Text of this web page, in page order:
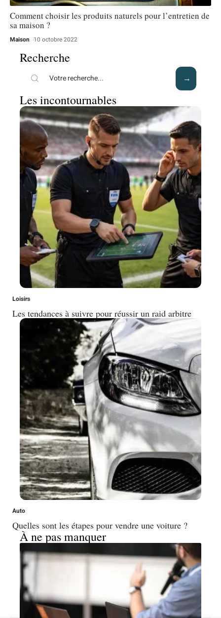
Comment choisir les produits naturels pour l’entretien de
sa maison ?
Maison 10 octobre 2022
Recherche
Les incontournables
Loisirs
Les tendances à suivre pour réussir un raid arbitre
Auto
Quelles sont les étapes pour vendre une voiture ?
À ne pas manquer